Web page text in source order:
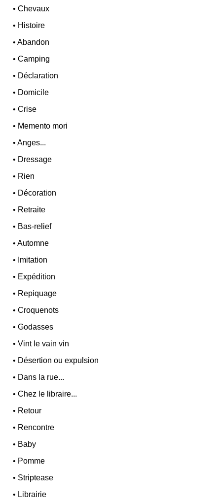
•Chevaux
• Histoire
•Abandon
•Camping
• Déclaration
• Domicile
•Crise
• Memento mori
•Anges...
• Dressage
• Rien
• Décoration
• Retraite
• Bas-relief
•Automne
• Imitation
• Expédition
• Repiquage
•Croquenots
•Godasses
•Vint le vain vin
• Désertion ou expulsion
• Dans la rue...
•Chez le libraire...
• Retour
• Rencontre
• Baby
• Pomme
• Striptease
• Librairie